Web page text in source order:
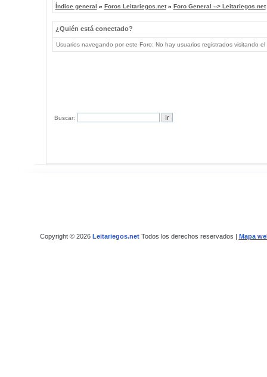
Índice general » Foros Leitariegos.net» Foro General --> Leitariegos.net
¿Quién está conectado?
Usuarios navegando por este Foro: No hay usuarios registrados visitando
Buscar:
Copyright © 2026 Leitariegos.netTodos los derechos reservados | Mapa